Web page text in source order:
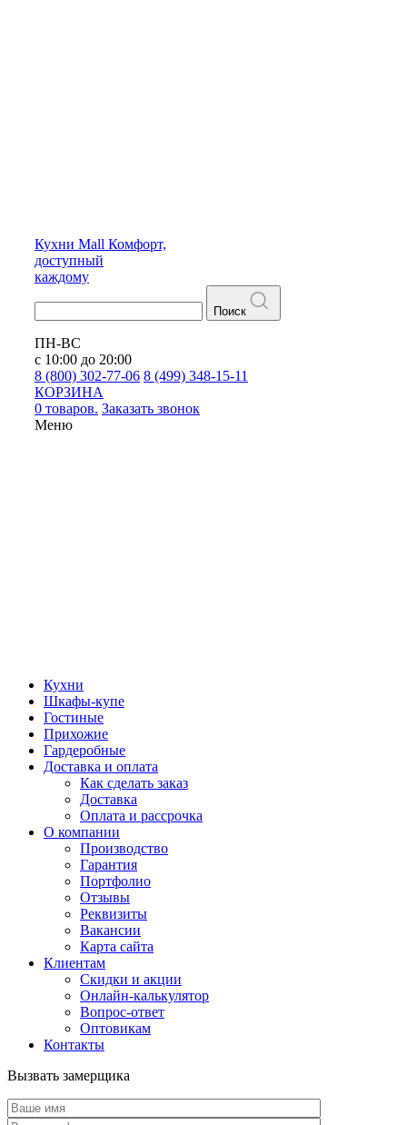
Кухни Mall Комфорт,
доступный
каждому
Поиск
ПН-ВС
с 10:00 до 20:00
8 (800) 302-77-06 8 (499) 348-15-11
КОРЗИНА
0 товаров. Заказать звонок
Меню
Кухни
Шкафы-купе
Гостиные
Прихожие
Гардеробные
Доставка и оплата
Как сделать заказ
Доставка
Оплата и рассрочка
О компании
Производство
Гарантия
Портфолио
Отзывы
Реквизиты
Вакансии
Карта сайта
Клиентам
Скидки и акции
Онлайн-калькулятор
Вопрос-ответ
Оптовикам
Контакты
Вызвать замерщика